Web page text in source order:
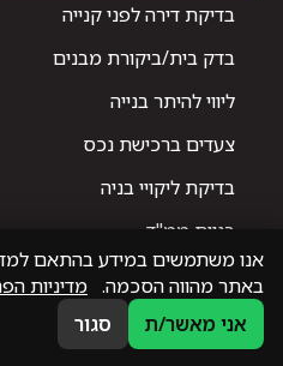
בדיקת דירה לפני קנייה
בדק בית/ביקורת מבנים
ליווי להיתר בנייה
צעדים ברכישת נכס
בדיקת ליקויי בניה
בניית ממ"ד
פרטי התקשרות
לשיחת וואטסאפ
אנו משתמשים במידע בהתאם
באתר מהווה הסכמה. מדיניות
אני מאשר/ת
סגור